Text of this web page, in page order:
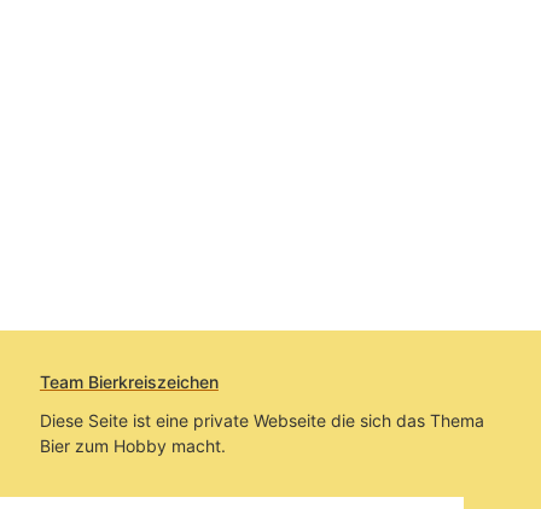
Team Bierkreiszeichen
Diese Seite ist eine private Webseite die sich das Thema
Bier zum Hobby macht.